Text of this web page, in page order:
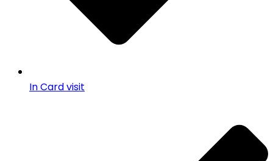
In Card visit